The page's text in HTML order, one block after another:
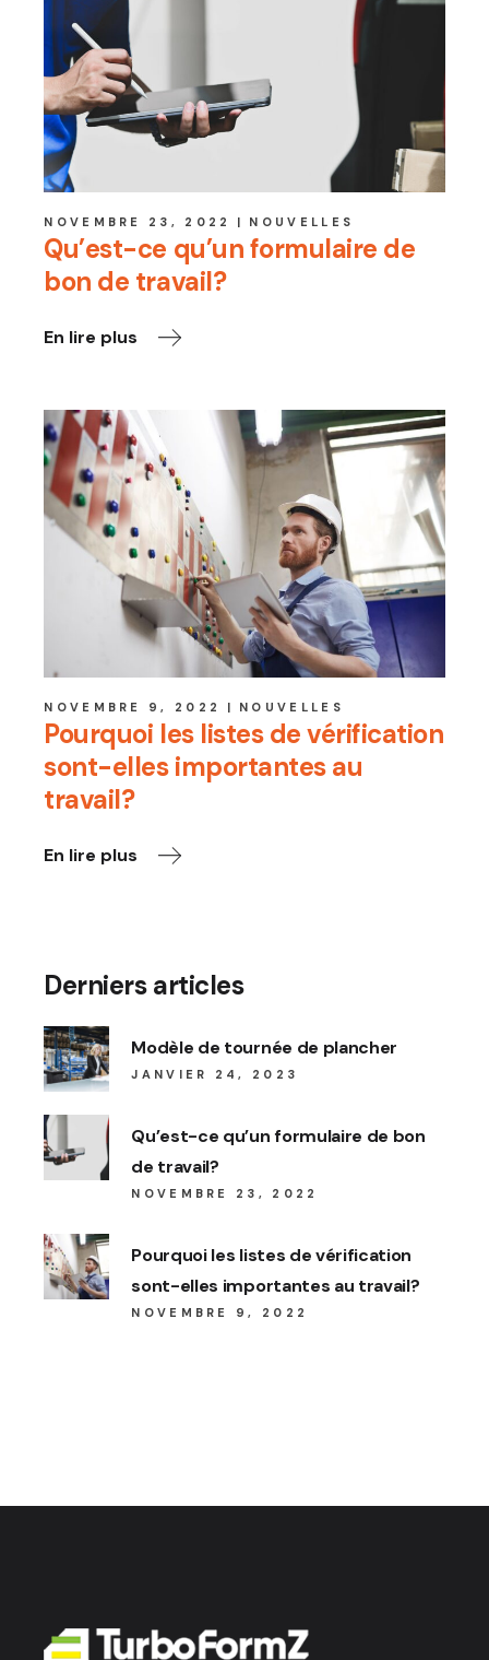
NOVEMBRE 23, 2022 NOUVELLES
Qu’est-ce qu’un formulaire de
bon de travail?
En lire plus
NOVEMBRE 9, 2022 NOUVELLES
Pourquoi les listes de vérification
sont-elles importantes au
travail?
En lire plus
Derniers articles
Modèle de tournée de plancher
JANVIER 24, 2023
Qu’est-ce qu’un formulaire de bon
de travail?
NOVEMBRE 23, 2022
Pourquoi les listes de vérification
sont-elles importantes au travail?
NOVEMBRE 9, 2022